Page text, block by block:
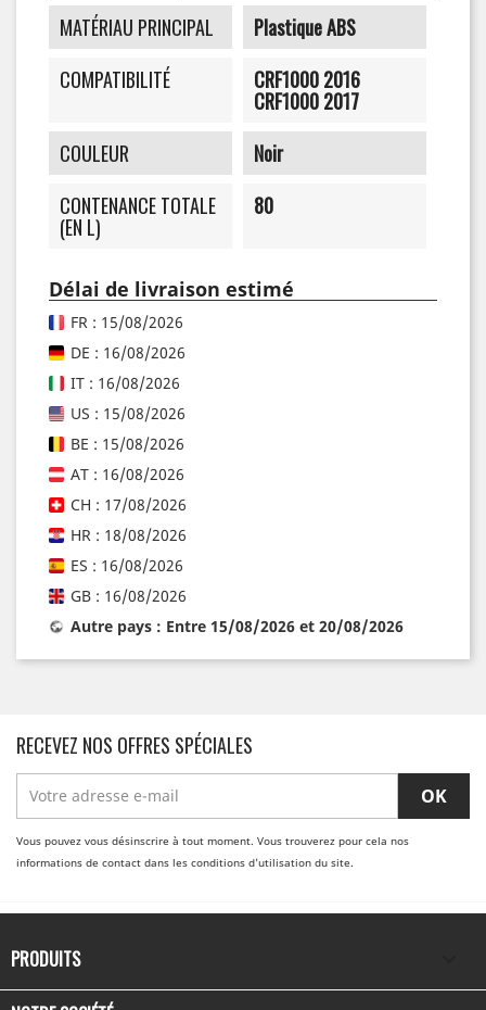
MATÉRIAU PRINCIPAL
Plastique ABS
COMPATIBILITÉ
CRF1000 2016
CRF1000 2017
COULEUR
Noir
CONTENANCE TOTALE
(EN L)
80
Délai de livraison estimé
FR : 15/08/2026
DE : 16/08/2026
IT : 16/08/2026
US : 15/08/2026
BE : 15/08/2026
AT : 16/08/2026
CH : 17/08/2026
HR : 18/08/2026
ES : 16/08/2026
GB : 16/08/2026
Autre pays : Entre 15/08/2026 et 20/08/2026
RECEVEZ NOS OFFRES SPÉCIALES
Vous pouvez vous désinscrire à tout moment. Vous trouverez pour cela nos
informations de contact dans les conditions d'utilisation du site.
PRODUITS